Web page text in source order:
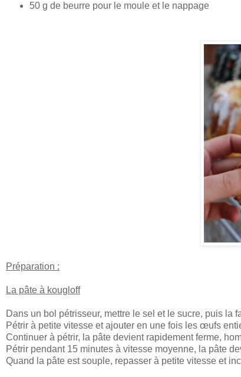
50 g de beurre pour le moule et le nappage
Préparation :
La pâte à kougloff
Dans un bol pétrisseur, mettre le sel et le sucre, puis la
Pétrir à petite vitesse et ajouter en une fois les œufs
Continuer à pétrir, la pâte devient rapidement ferme,
Pétrir pendant 15 minutes à vitesse moyenne, la pâte
Quand la pâte est souple, repasser à petite vitesse et